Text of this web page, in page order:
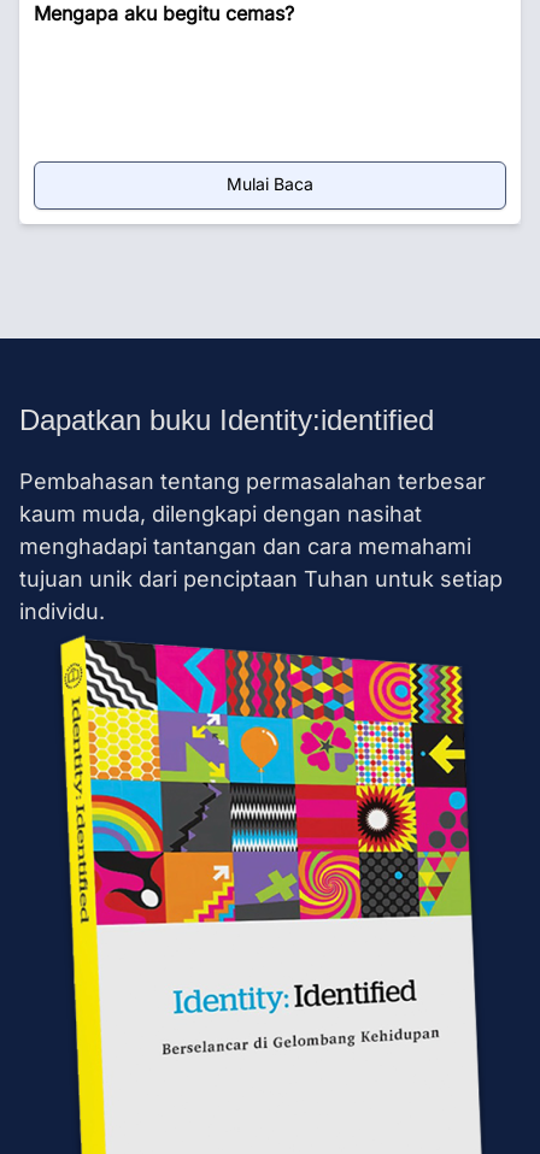
Mengapa aku begitu cemas?
Mulai Baca
Dapatkan buku Identity:identified
Pembahasan tentang permasalahan terbesar
kaum muda, dilengkapi dengan nasihat
menghadapi tantangan dan cara memahami
tujuan unik dari penciptaan Tuhan untuk setiap
individu.